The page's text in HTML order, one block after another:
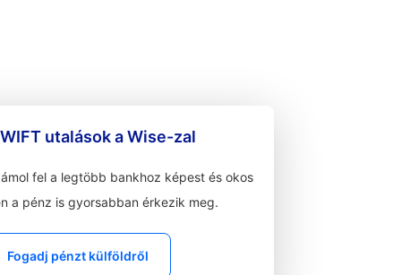
utalások a Wise-zal
fel a legtöbb bankhoz képest és okos
a pénz is gyorsabban érkezik meg.
Fogadj pénzt külföldről